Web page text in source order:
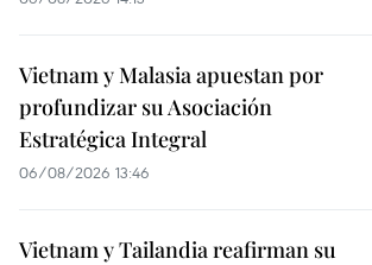
Vietnam y Malasia apuestan por
profundizar su Asociación
Estratégica Integral
06/08/2026 13:46
Vietnam y Tailandia reafirman su